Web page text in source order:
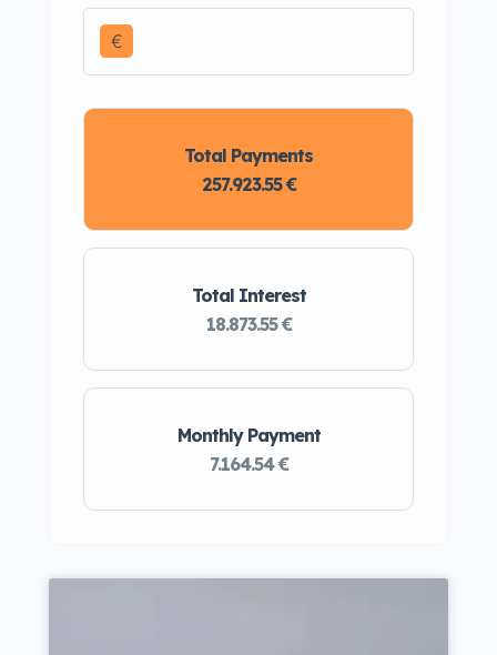
€
Monthly Payment
7.164.54 €
Total Interest
18.873.55 €
Total Payments
257.923.55 €